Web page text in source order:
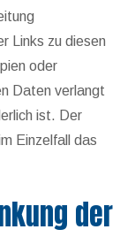
Links zu diesen
oder
Daten verlangt
ist. Der
Einzelfall das
der